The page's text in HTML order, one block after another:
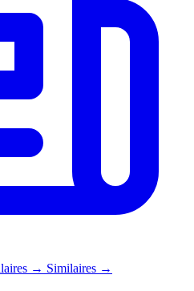
→ Similaires →